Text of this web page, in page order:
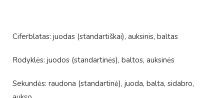
Ciferblatas: juodas (standartiškai), auksinis, baltas
Rodyklės: juodos (standartinės), baltos, auksinės
Sekundės: raudona (standartinė), juoda, balta, sidabro,